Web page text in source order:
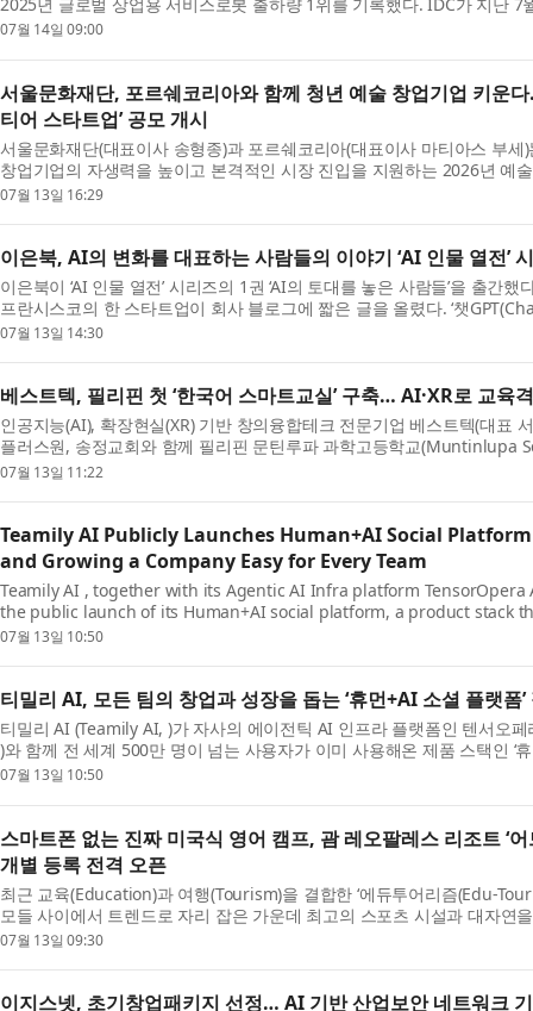
시장 분석에 따르면 2025년 전 세...
07월 14일 09:00
서울문화재단, 포르쉐코리아와 함께 청년 예술 창업기업 키운
티어 스타트업’ 공모 개시
서울문화재단(대표이사 송형종)과 포르쉐코리아(대표이사 마티아스 부세
창업기업의 자생력을 높이고 본격적인 시장 진입을 지원하는 2026년 예
런티어 스타트업’ 공모를 7월...
07월 13일 16:29
이은북, AI의 변화를 대표하는 사람들의 이야기 ‘AI 인물 열전’
이은북이 ‘AI 인물 열전’ 시리즈의 1권 ‘AI의 토대를 놓은 사람들’을 출간
프란시스코의 한 스타트업이 회사 블로그에 짧은 글을 올렸다. ‘챗
을 리서치 프리뷰로 공개...
07월 13일 14:30
베스트텍, 필리핀 첫 ‘한국어 스마트교실’ 구축… AI·XR로 교육
인공지능(AI), 확장현실(XR) 기반 창의융합테크 전문기업 베스트텍(대표
플러스원, 송정교회와 함께 필리핀 문틴루파 과학고등학교(Muntinlupa
첫 번째 한국어 스마트교실을...
07월 13일 11:22
Teamily AI Publicly Launches Human+AI Social
and Growing a Company Easy for Every Team
Teamily AI , together with its Agentic AI Infra platform TensorOpera
the public launch of its Human+AI social platform, a product stack
more than 5 million users ...
07월 13일 10:50
티밀리 AI, 모든 팀의 창업과 성장을 돕는 ‘휴먼+AI 소셜 플랫폼
티밀리 AI (Teamily AI, )가 자사의 에이전틱 AI 인프라 플랫폼인 텐서오
)와 함께 전 세계 500만 명이 넘는 사용자가 이미 사용해온 제품 스택인 ‘
(Human+AI Social Platform)...
07월 13일 10:50
스마트폰 없는 진짜 미국식 영어 캠프, 괌 레오팔레스 리조트 ‘어
개별 등록 전격 오픈
최근 교육(Education)과 여행(Tourism)을 결합한 ‘에듀투어리즘(Edu-
모들 사이에서 트렌드로 자리 잡은 가운데 최고의 스포츠 시설과 대자연
리조트 괌(LeoPalace Resort ...
07월 13일 09:30
이지스넷, 초기창업패키지 선정… AI 기반 산업보안 네트워크